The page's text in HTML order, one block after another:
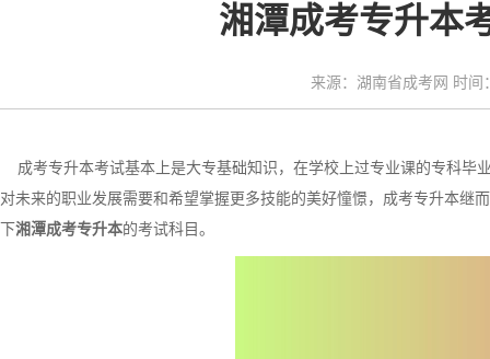
湘潭成考专升本
来源：湖南省成考网 时间
成考专升本考试基本上是大专基础知识，在学校上过专业课的专科毕
对未来的职业发展需要和希望掌握更多技能的美好憧憬，成考专升本继
下湘潭成考专升本的考试科目。